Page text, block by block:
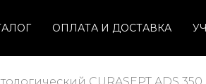
ОПЛАТА И ДОСТАВКА